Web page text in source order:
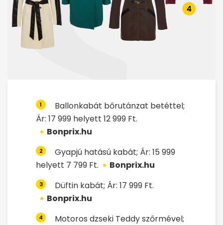
1
Ballonkabát bőrutánzat betéttel;
Ár: 17 999 helyett 12 999 Ft.
Bonprix.hu
2
Gyapjú hatású kabát; Ár: 15 999
helyett 7 799 Ft.
Bonprix.hu
3
Düftin kabát; Ár: 17 999 Ft.
Bonprix.hu
4
Motoros dzseki Teddy szőrmével;